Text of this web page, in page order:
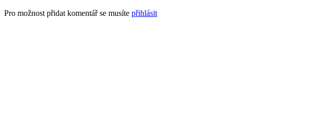
Pro možnost přidat komentář se musíte přihlásit